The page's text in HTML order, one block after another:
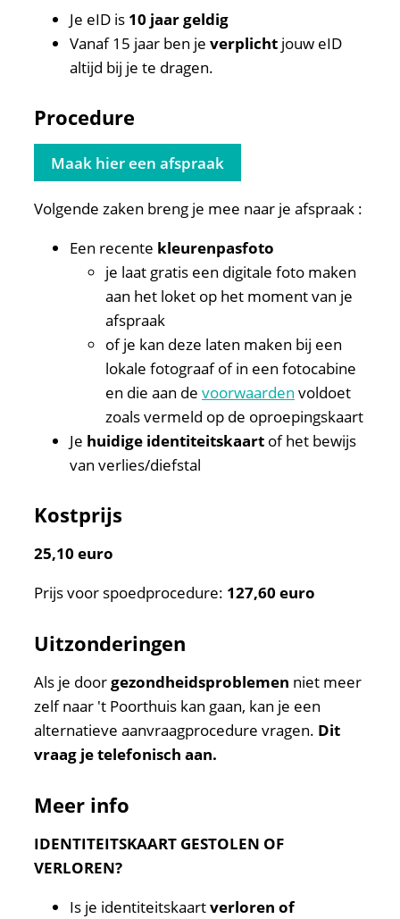
Je eID is 10 jaar geldig
Vanaf 15 jaar ben je verplicht jouw eID
altijd bij je te dragen.
Procedure
Maak hier een afspraak
Volgende zaken breng je mee naar je afspraak :
Een recente kleurenpasfoto
je laat gratis een digitale foto maken
aan het loket op het moment van je
afspraak
of je kan deze laten maken bij een
lokale fotograaf of in een fotocabine
en die aan de voorwaarden voldoet
zoals vermeld op de oproepingskaart
Je huidige identiteitskaart of het bewijs
van verlies/diefstal
Kostprijs
25,10 euro
Prijs voor spoedprocedure: 127,60 euro
Uitzonderingen
Als je doorgezondheidsproblemen niet meer
zelf naar 't Poorthuis kan gaan, kan je een
alternatieve aanvraagprocedure vragen. Dit
vraag je telefonisch aan.
Meer info
IDENTITEITSKAART GESTOLEN OF
VERLOREN?
Is je identiteitskaartverloren of